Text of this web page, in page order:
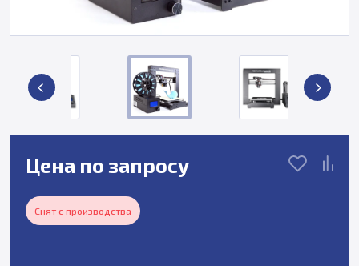
Цена по запросу
Снят с производства